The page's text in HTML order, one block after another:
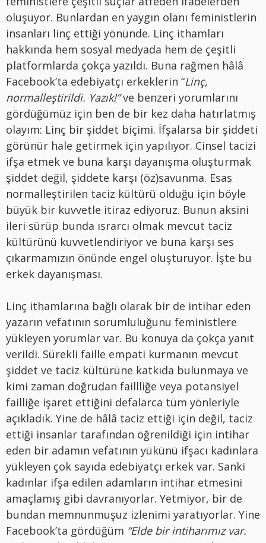
oluşuyor. Bunlardan en yaygın olanı feministlerin
insanları linç ettiği yönünde. Linç ithamları
hakkında hem sosyal medyada hem de çeşitli
platformlarda çokça yazıldı. Buna rağmen hâlâ
Facebook’ta edebiyatçı erkeklerin “Linç,
normalleştirildi. Yazık!”ve benzeri yorumlarını
gördüğümüz için ben de bir kez daha hatırlatmış
olayım: Linç bir şiddet biçimi. İfşalarsa bir şiddeti
görünür hale getirmek için yapılıyor. Cinsel tacizi
ifşa etmek ve buna karşı dayanışma oluşturmak
şiddet değil, şiddete karşı (öz)savunma. Esas
normalleştirilen taciz kültürü olduğu için böyle
büyük bir kuvvetle itiraz ediyoruz. Bunun aksini
ileri sürüp bunda ısrarcı olmak mevcut taciz
kültürünü kuvvetlendiriyor ve buna karşı ses
çıkarmamızın önünde engel oluşturuyor. İşte bu
erkek dayanışması.
Linç ithamlarına bağlı olarak bir de intihar eden
yazarın vefatının sorumluluğunu feministlere
yükleyen yorumlar var. Bu konuya da çokça yanıt
verildi. Sürekli faille empati kurmanın mevcut
şiddet ve taciz kültürüne katkıda bulunmaya ve
kimi zaman doğrudan faillliğe veya potansiyel
failliğe işaret ettiğini defalarca tüm yönleriyle
açıkladık. Yine de hâlâ taciz ettiği için değil, taciz
ettiği insanlar tarafından öğrenildiği için intihar
eden bir adamın vefatının yükünü ifşacı kadınlara
yükleyen çok sayıda edebiyatçı erkek var. Sanki
kadınlar ifşa edilen adamların intihar etmesini
amaçlamış gibi davranıyorlar. Yetmiyor, bir de
bundan memnunmuşuz izlenimi yaratıyorlar. Yine
Facebook’ta gördüğüm “Elde bir intiharımız var.